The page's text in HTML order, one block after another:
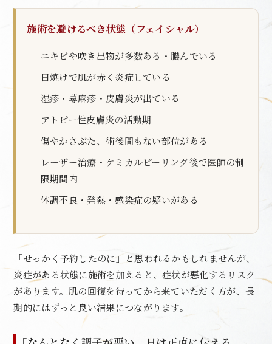
施術を避けるべき状態（フェイシャル）
ニキビや吹き出物が多数ある・膿んでいる
日焼けで肌が赤く炎症している
湿疹・蕁麻疹・皮膚炎が出ている
アトピー性皮膚炎の活動期
傷やかさぶた、術後間もない部位がある
レーザー治療・ケミカルピーリング後で医師の制
限期間内
体調不良・発熱・感染症の疑いがある
「せっかく予約したのに」と思われるかもしれませんが、
炎症がある状態に施術を加えると、症状が悪化するリスク
があります。肌の回復を待ってから来ていただく方が、長
期的にはずっと良い結果につながります。